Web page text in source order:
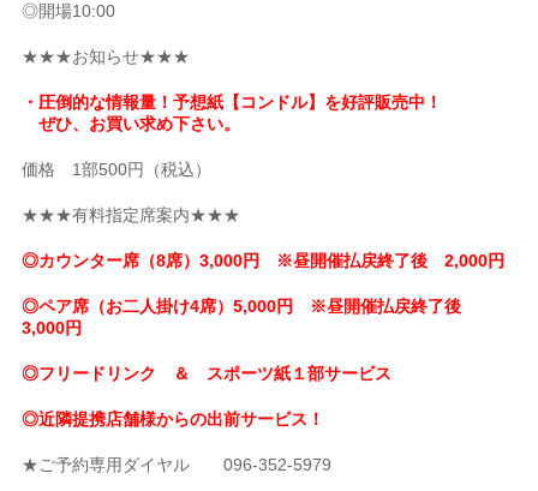
◎開場10:00
★★★お知らせ★★★
・圧倒的な情報量！予想紙【コンドル】を好評販売中！
ぜひ、お買い求め下さい。
価格 1部500円（税込）
★★★有料指定席案内★★★
◎カウンター席（8席）3,000円 ※昼開催払戻終了後 2,000円
◎ペア席（お二人掛け4席）5,000円 ※昼開催払戻終了後
3,000円
◎フリードリンク ＆ スポーツ紙１部サービス
◎近隣提携店舗様からの出前サービス！
★ご予約専用ダイヤル 096-352-5979